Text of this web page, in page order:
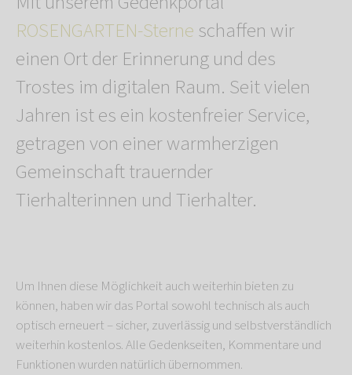
ROSENGARTEN-Sterneschaffen wir
einen Ort der Erinnerung und des
Trostes im digitalen Raum. Seit vielen
Jahren ist es ein kostenfreier Service,
getragen von einer warmherzigen
Gemeinschaft trauernder
Tierhalterinnen und Tierhalter.
Um Ihnen diese Möglichkeit auch weiterhin bieten zu
können, haben wir das Portal sowohl technisch als auch
optisch erneuert – sicher, zuverlässig und selbstverständlich
weiterhin kostenlos. Alle Gedenkseiten, Kommentare und
Funktionen wurden natürlich übernommen.